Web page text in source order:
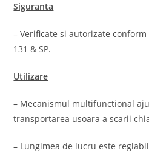
Siguranta
– Verificate si autorizate
131 & SP.
Utilizare
– Mecanismul multifunctional
transportarea usoara a scarii
– Lungimea de lucru este